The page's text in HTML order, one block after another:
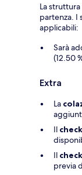
La
partenza. I
applicabili:
Sarà
(12.50
Extra
La
Il
Il
previa